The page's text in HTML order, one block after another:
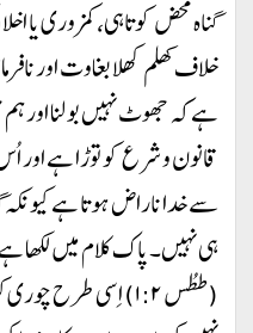
گناہ محض کوتاہی، کمزوری یا
خلاف کھلم کھلا بغاوت اور
ہے کہ جھوٹ نہیں بولنا اور
قانون و شرع کو توڑا ہے اور
سے خدا ناراض ہوتا ہے
ہی نہیں۔ پاک کلام میں لکھا
(ططُس ۱:۲) اِسی طرح